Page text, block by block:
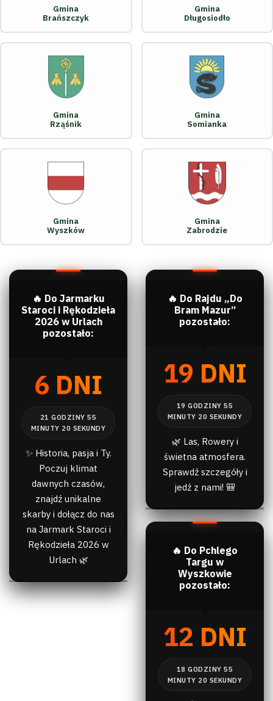
Gmina
Brańszczyk
Gmina
Długosiodło
Gmina
Rząśnik
Gmina
Somianka
Gmina
Wyszków
Gmina
Zabrodzie
🔥 Do Jarmarku
Staroci i Rękodzieła
2026 w Urlach
pozostało:
6 DNI
✨ Historia, pasja i Ty.
Poczuj klimat
dawnych czasów,
znajdź unikalne
skarby i dołącz do nas
na Jarmark Staroci i
Rękodzieła 2026 w
Urlach 🌿
🔥 Do Rajdu „Do
Bram Mazur”
pozostało:
19 DNI
🌿 Las, Rowery i
świetna atmosfera.
Sprawdź szczegóły i
jedź z nami! 🎒
🔥 Do Pchlego
Targu w
Wyszkowie
pozostało:
12 DNI